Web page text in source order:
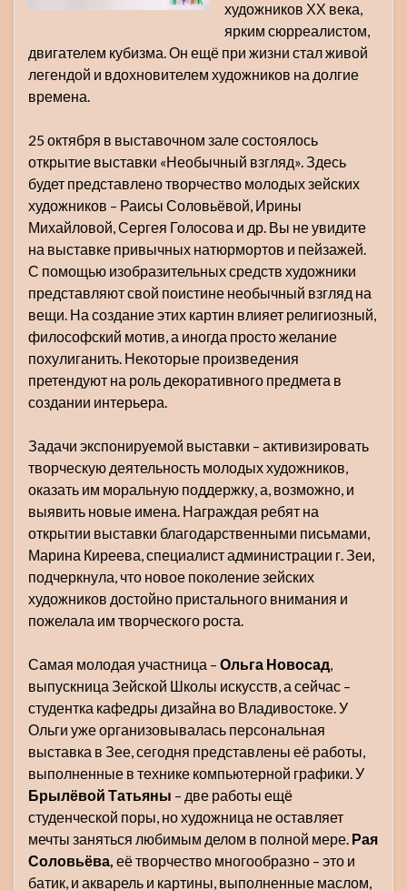
художников ХХ века,
ярким сюрреалистом,
двигателем кубизма. Он ещё при жизни стал живой
легендой и вдохновителем художников на долгие
времена.
25 октября в выставочном зале состоялось
открытие выставки «Необычный взгляд». Здесь
будет представлено творчество молодых зейских
художников – Раисы Соловьёвой, Ирины
Михайловой, Сергея Голосова и др. Вы не увидите
на выставке привычных натюрмортов и пейзажей.
С помощью изобразительных средств художники
представляют свой поистине необычный взгляд на
вещи. На создание этих картин влияет религиозный,
философский мотив, а иногда просто желание
похулиганить. Некоторые произведения
претендуют на роль декоративного предмета в
создании интерьера.
Задачи экспонируемой выставки – активизировать
творческую деятельность молодых художников,
оказать им моральную поддержку, а, возможно, и
выявить новые имена. Награждая ребят на
открытии выставки благодарственными письмами,
Марина Киреева, специалист администрации г. Зеи,
подчеркнула, что новое поколение зейских
художников достойно пристального внимания и
пожелала им творческого роста.
Самая молодая участница – Ольга Новосад,
выпускница Зейской Школы искусств, а сейчас –
студентка кафедры дизайна во Владивостоке. У
Ольги уже организовывалась персональная
выставка в Зее, сегодня представлены её работы,
выполненные в технике компьютерной графики. У
Брылёвой Татьяны – две работы ещё
студенческой поры, но художница не оставляет
мечты заняться любимым делом в полной мере. Рая
Соловьёва, её творчество многообразно – это и
батик, и акварель и картины, выполненные маслом,